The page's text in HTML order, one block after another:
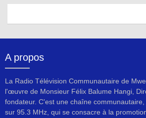
A propos
La Radio Télévision Communautaire de
l'œuvre de Monsieur Félix Balume Hangi,
fondateur. C'est une chaîne
sur 95.3 MHz, qui se consacre à la